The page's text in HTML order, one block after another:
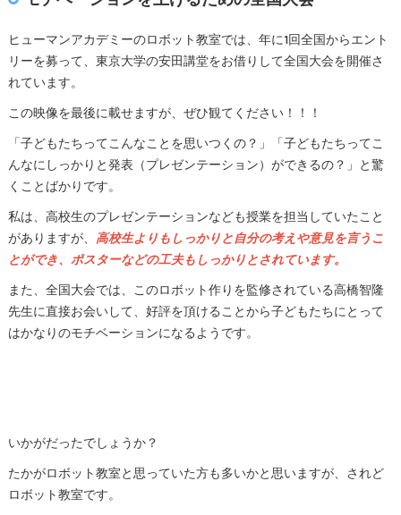
ヒューマンアカデミーのロボット教室では、年に1回全国からエント
リーを募って、東京大学の安田講堂をお借りして全国大会を開催さ
れています。
この映像を最後に載せますが、ぜひ観てください！！！
「子どもたちってこんなことを思いつくの？」「子どもたちってこ
んなにしっかりと発表（プレゼンテーション）ができるの？」と驚
くことばかりです。
私は、高校生のプレゼンテーションなども授業を担当していたこと
がありますが、 高校生よりもしっかりと自分の考えや意見を言うこ
とができ、ポスターなどの工夫もしっかりとされています。
また、全国大会では、このロボット作りを監修されている高橋智隆
先生に直接お会いして、好評を頂けることから子どもたちにとって
はかなりのモチベーションになるようです。
いかがだったでしょうか？
たかがロボット教室と思っていた方も多いかと思いますが、されど
ロボット教室です。